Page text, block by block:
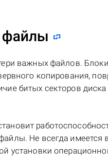
файлы
важных файлов.
копирования,
битых секторов
Не всегда имеется
установки